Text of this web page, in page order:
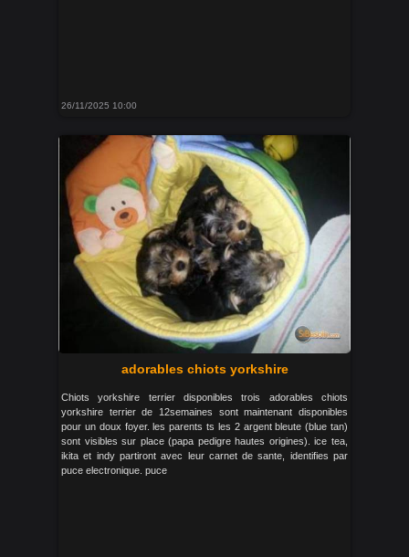
26/11/2025 10:00
adorables chiots yorkshire
Chiots yorkshire terrier disponibles trois adorables chiots
yorkshire terrier de 12semaines sont maintenant disponibles
pour un doux foyer. les parents ts les 2 argent bleute (blue tan)
sont visibles sur place (papa pedigre hautes origines). ice tea,
ikita et indy partiront avec leur carnet de sante, identifies par
puce electronique. puce